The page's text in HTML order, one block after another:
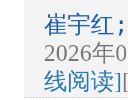
崔宇红
2026年
线阅读]